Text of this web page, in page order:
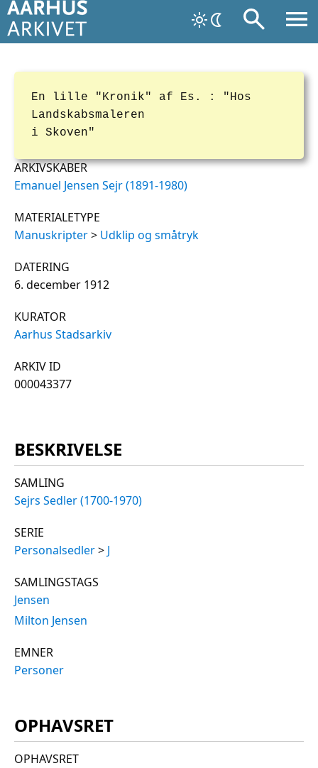
En lille "Kronik" af Es. : "Hos
Landskabsmaleren
i Skoven"
ARKIVSKABER
Emanuel Jensen Sejr (1891-1980)
MATERIALETYPE
Manuskripter> Udklip og småtryk
DATERING
6. december 1912
KURATOR
Aarhus Stadsarkiv
ARKIV ID
000043377
BESKRIVELSE
SAMLING
Sejrs Sedler (1700-1970)
SERIE
Personalsedler> J
SAMLINGSTAGS
Jensen
Milton Jensen
EMNER
Personer
OPHAVSRET
OPHAVSRET